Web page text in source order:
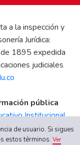
a la inspección y
Jurídica:
1895 expedida
judiciales
pública
Institucional
|Régimen
de Ética|Canal
de usuario. Si sigues
estos términos.Ver